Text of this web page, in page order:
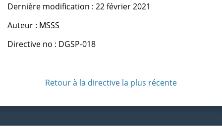
Dernière modification : 22 février 2021
Auteur : MSSS
Directive no : DGSP-018
Retour à la directive la plus récente